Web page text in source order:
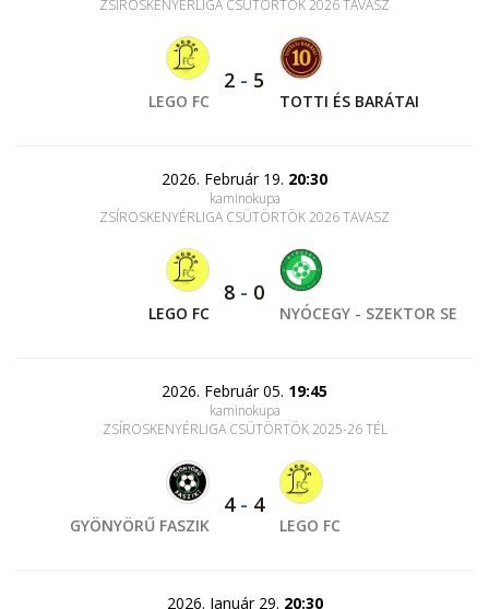
ZSÍROSKENYÉRLIGA CSÜTÖRTÖK 2026 TAVASZ
LEGO FC
2 - 5
TOTTI ÉS BARÁTAI
2026. Február 19. 20:30
kaminokupa
ZSÍROSKENYÉRLIGA CSÜTÖRTÖK 2026 TAVASZ
LEGO FC
8 - 0
NYÓCEGY - SZEKTOR SE
2026. Február 05. 19:45
kaminokupa
ZSÍROSKENYÉRLIGA CSÜTÖRTÖK 2025-26 TÉL
GYÖNYÖRŰ FASZIK
4- 4
LEGO FC
2026. Január 29. 20:30